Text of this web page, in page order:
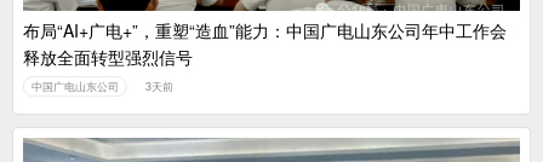
布局“AI+广电+”，重塑“造血”能力：中国广电山东公司年中工作会
释放全面转型强烈信号
中国广电山东公司 3天前